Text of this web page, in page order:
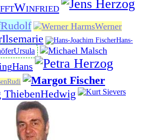
Winfried
Rudolf Werner
Ilsemarie
Hans-
Ursula
Hans
Rudi
Hedwig